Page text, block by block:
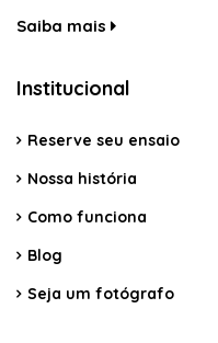
Saiba mais
Institucional
Reserve seu ensaio
Nossa história
Como funciona
Blog
Seja um fotógrafo